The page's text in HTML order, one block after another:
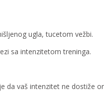
ugla, tucetom vežbi.
sa intenzitetom treninga.
da vaš intenzitet ne dostiže